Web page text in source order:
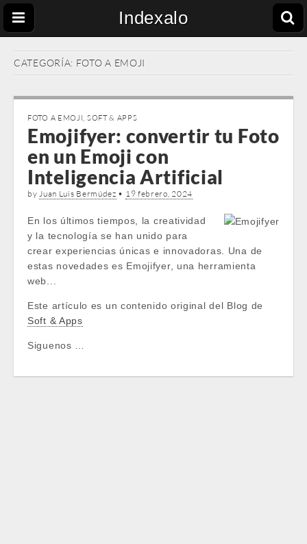
Indexalo
CATEGORÍA: FOTO A EMOJI
FOTO A EMOJI, SOFT & APPS
Emojifyer: convertir tu Foto
en un Emoji con
Inteligencia Artificial
byJuan Luis Bermúdez • 19 febrero, 2024
En los últimos tiempos, la creatividad
y la tecnología se han unido para
crear experiencias únicas e innovadoras. Una de
estas novedades es Emojifyer, una herramienta
web...
Este artículo es un contenido original del Blog de
Soft & Apps
Siguenos …